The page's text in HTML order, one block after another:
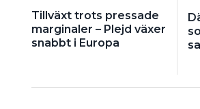
Tillväxt trots pressade
marginaler – Plejd växer
snabbt i Europa